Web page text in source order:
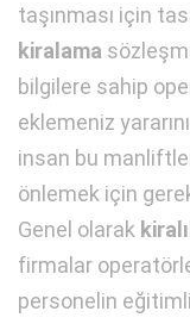
taşınması için
kiralama
bilgilere sahip
eklemeniz
insan bu
önlemek için
Genel olarak
firmalar
personelin